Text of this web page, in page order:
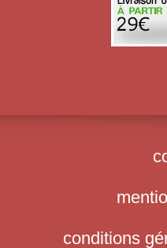
conditions